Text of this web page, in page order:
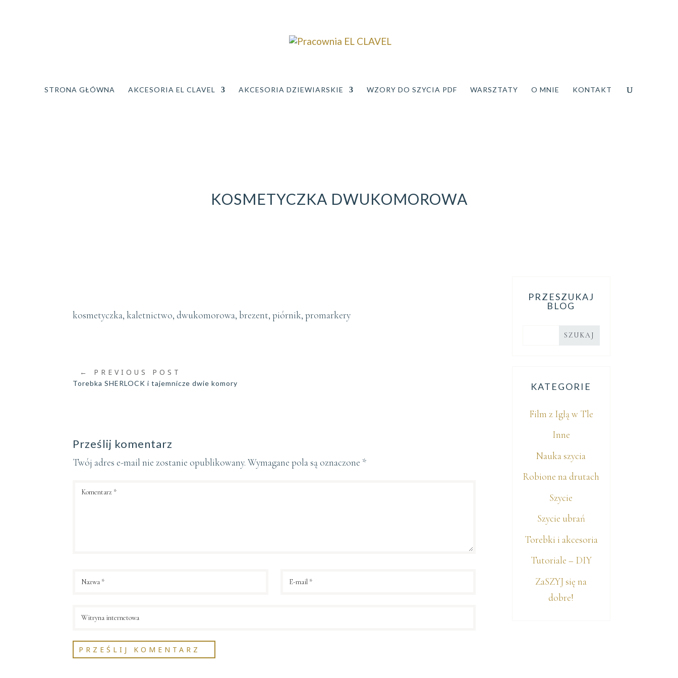
STRONA GŁÓWNA AKCESORIA EL CLAVEL AKCESORIA DZIEWIARSKIE WZORY DO SZYCIA PDF WARSZTATY O MNIE KONTAKT
KOSMETYCZKA DWUKOMOROWA
kosmetyczka, kaletnictwo, dwukomorowa, brezent, piórnik, promarkery
← PREVIOUS POST
Torebka SHERLOCK i tajemnicze dwie komory
Prześlij komentarz
Twój adres e-mail nie zostanie opublikowany. Wymagane pola są oznaczone *
PRZESZUKAJ
BLOG
KATEGORIE
Film z Igłą w Tle
Inne
Nauka szycia
Robione na drutach
Szycie
Szycie ubrań
Torebki i akcesoria
Tutoriale – DIY
ZaSZYJ się na
dobre!